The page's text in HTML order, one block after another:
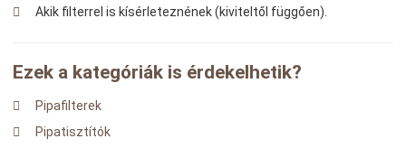
Akik filterrel is kísérleteznének (kiviteltől függően).
Ezek a kategóriák is érdekelhetik?
Pipafilterek
Pipatisztítók